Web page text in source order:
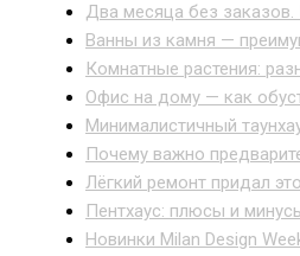
Два месяца без заказов.
Ванны из камня —
Комнатные растения:
Офис на дому — как
Минималистичный
Почему важно
Лёгкий ремонт придал
Пентхаус: плюсы и
Новинки Milan Design